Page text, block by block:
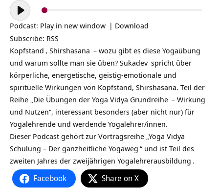
Audio-
Player
Podcast: Play in new window | Download
Subscribe: RSS
Kopfstand , Shirshasana – wozu gibt es diese Yogaübung
und warum sollte man sie üben? Sukadev spricht über
körperliche, energetische, geistig-emotionale und
spirituelle Wirkungen von Kopfstand, Shirshasana. Teil der
Reihe „Die Übungen der Yoga Vidya Grundreihe – Wirkung
und Nutzen“, interessant besonders (aber nicht nur) für
Yogalehrende und werdende Yogalehrer/innen.
Dieser Podcast gehört zur Vortragsreihe „Yoga Vidya
Schulung – Der ganzheitliche Yogaweg “ und ist Teil des
zweiten Jahres der zweijährigen Yogalehrerausbildung .
Facebook Share on X